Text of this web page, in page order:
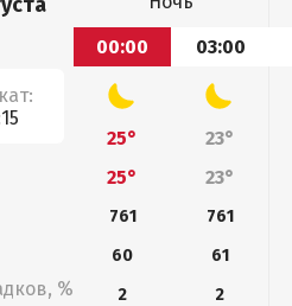
%
00:00
03:00
25° 23°
25°
23°
761 761
60
61
2
2